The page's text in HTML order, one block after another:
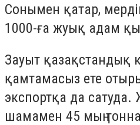
Сонымен қатар,
1000-ға жуық адам
Зауыт қазақстандық
қамтамасыз ете
экспортқа да
шамамен 45 мың